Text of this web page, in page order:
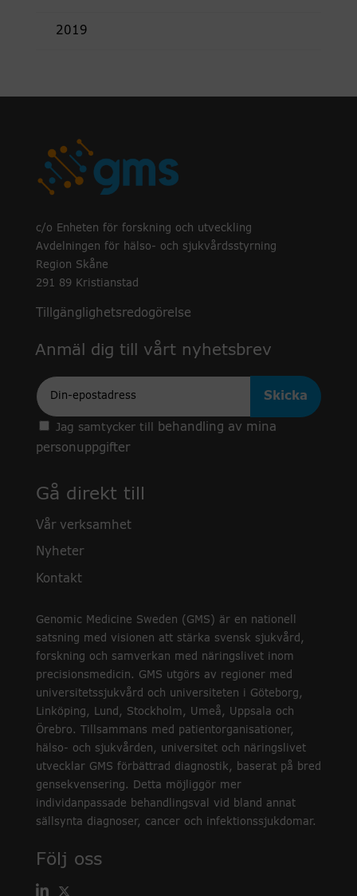
2019
c/o Enheten för forskning och utveckling
Avdelningen för hälso- och sjukvårdsstyrning
Region Skåne
291 89 Kristianstad
Tillgänglighetsredogörelse
Anmäl dig till vårt nyhetsbrev
Epost
Jag samtycker till
behandling av mina
personuppgifter
Gå direkt till
Vår verksamhet
Nyheter
Kontakt
Genomic Medicine Sweden (GMS) är en nationell
satsning med visionen att stärka svensk sjukvård,
forskning och samverkan med näringslivet inom
precisionsmedicin. GMS utgörs av regioner med
universitetssjukvård och universiteten i Göteborg,
Linköping, Lund, Stockholm, Umeå, Uppsala och
Örebro. Tillsammans med patientorganisationer,
hälso- och sjukvården, universitet och näringslivet
utvecklar GMS förbättrad diagnostik, baserat på bred
gensekvensering. Detta möjliggör mer
individanpassade behandlingsval vid bland annat
sällsynta diagnoser, cancer och infektionssjukdomar.
Följ oss